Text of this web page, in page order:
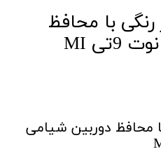
با محافظ
دوربین شیامی می نوت 9تی MI
محافظ دوربین شیامی